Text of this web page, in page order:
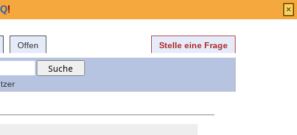
Offen Stelle eine Frage
! ×